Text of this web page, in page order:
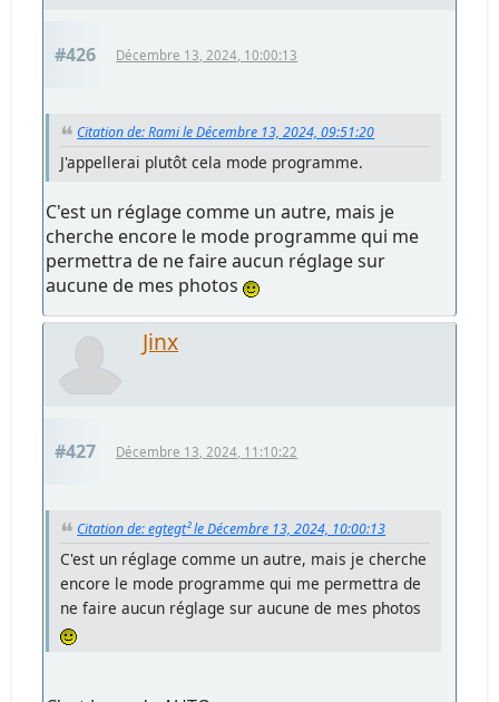
#426 Décembre 13, 2024, 10:00:13
Citation de: Rami le Décembre 13, 2024, 09:51:20
J'appellerai plutôt cela mode programme.
C'est un réglage comme un autre, mais je
cherche encore le mode programme qui me
permettra de ne faire aucun réglage sur
aucune de mes photos
Jinx
#427 Décembre 13, 2024, 11:10:22
Citation de: egtegt² le Décembre 13, 2024, 10:00:13
C'est un réglage comme un autre, mais je cherche
encore le mode programme qui me permettra de
ne faire aucun réglage sur aucune de mes photos